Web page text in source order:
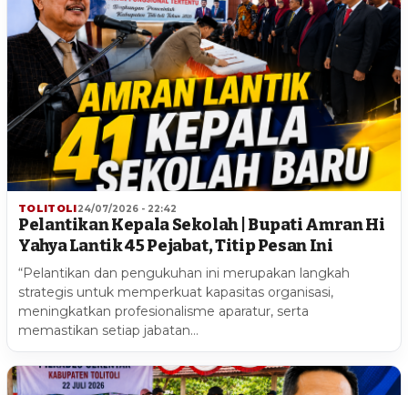
TOLITOLI24/07/2026 - 22:42
Pelantikan Kepala Sekolah | Bupati Amran Hi
Yahya Lantik 45 Pejabat, Titip Pesan Ini
“Pelantikan dan pengukuhan ini merupakan langkah
strategis untuk memperkuat kapasitas organisasi,
meningkatkan profesionalisme aparatur, serta
memastikan setiap jabatan…